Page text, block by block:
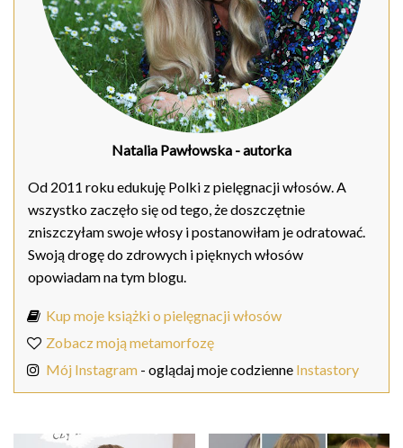
Natalia Pawłowska - autorka
Od 2011 roku edukuję Polki z pielęgnacji włosów. A
wszystko zaczęło się od tego, że doszczętnie
zniszczyłam swoje włosy i postanowiłam je odratować.
Swoją drogę do zdrowych i pięknych włosów
opowiadam na tym blogu.
Kup moje książki o pielęgnacji włosów
Zobacz moją metamorfozę
Mój Instagram - oglądaj moje codzienne Instastory